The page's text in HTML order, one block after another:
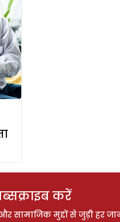
करें
सामाजिक मुद्दों से जुड़ी हर